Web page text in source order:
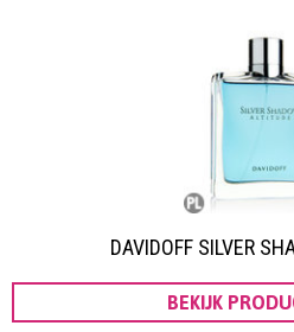
DAVIDOFF SILVER
BEKIJK